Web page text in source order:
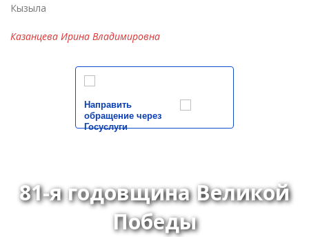
Кызыла
Казанцева Ирина Владимировна
Направить
обращение через
Госуслуги
81-я годовщина Великой
Победы